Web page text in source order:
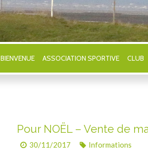
BIENVENUE ASSOCIATION SPORTIVE CLUB
Pour NOËL – Vente de
30/11/2017 Informations